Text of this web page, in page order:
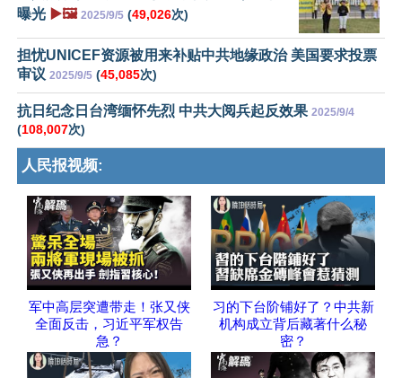
曝光 ▶️🖼️ 2025/9/5 (49,026次)
担忧UNICEF资源被用来补贴中共地缘政治 美国要求投票
审议 2025/9/5 (45,085次)
抗日纪念日台湾缅怀先烈 中共大阅兵起反效果 2025/9/4
(108,007次)
人民报视频:
军中高层突遭带走！张又侠
全面反击，习近平军权告
急？
习的下台阶铺好了？中共新
机构成立背后藏著什么秘
密？